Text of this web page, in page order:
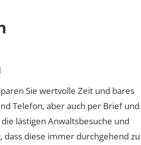
Sie wertvolle Zeit und bares
Telefon, aber auch per Brief und
lästigen Anwaltsbesuche und
diese immer durchgehend zu